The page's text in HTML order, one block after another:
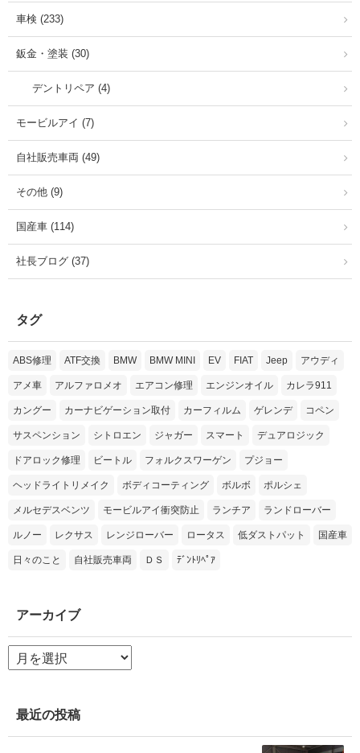
車検 (233)
鈑金・塗装 (30)
デントリペア (4)
モービルアイ (7)
自社販売車両 (49)
その他 (9)
国産車 (114)
社長ブログ (37)
タグ
ABS修理 ATF交換 BMW BMW MINI EV FIAT Jeep アウディ
アメ車 アルファロメオ エアコン修理 エンジンオイル カレラ911
カングー カーナビゲーション取付 カーフィルム ゲレンデ コペン
サスペンション シトロエン ジャガー スマート デュアロジック
ドアロック修理 ビートル フォルクスワーゲン プジョー
ヘッドライトリメイク ボディコーティング ボルボ ポルシェ
メルセデスベンツ モービルアイ衝突防止 ランチア ランドローバー
ルノー レクサス レンジローバー ロータス 低ダストパット 国産車
日々のこと 自社販売車両 ＤＳ ﾃﾞﾝﾄﾘﾍﾟｱ
アーカイブ
ア
ー
ブ
最近の投稿